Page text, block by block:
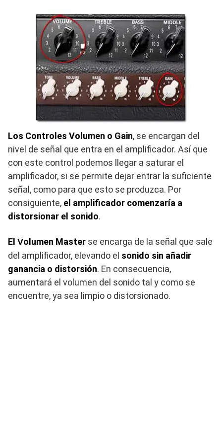
Los Controles Volumen o Gain, se encargan del
nivel de señal que entra en el amplificador. Así que
con este control podemos llegar a saturar el
amplificador, si se permite dejar entrar la suficiente
señal, como para que esto se produzca. Por
consiguiente, el amplificador comenzaría a
distorsionar el sonido.
El Volumen Master se encarga de la señal que sale
del amplificador, elevando el sonido sin añadir
ganancia o distorsión. En consecuencia,
aumentará el volumen del sonido tal y como se
encuentre, ya sea limpio o distorsionado.